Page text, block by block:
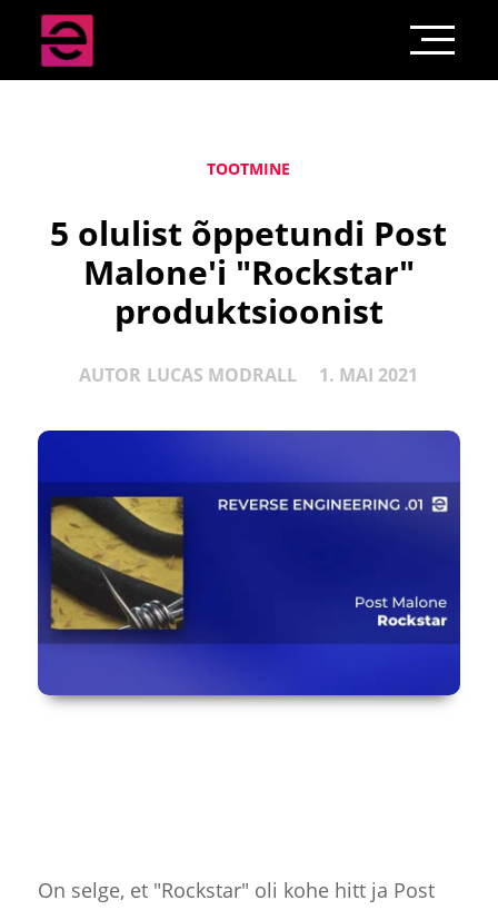
TOOTMINE
5 olulist õppetundi Post
Malone'i "Rockstar"
produktsioonist
AUTOR LUCAS MODRALL 1. MAI 2021
On selge, et "Rockstar" oli kohe hitt ja Post